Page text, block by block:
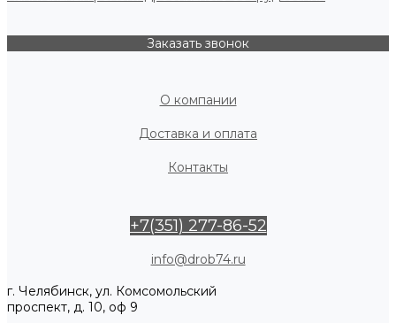
Заказать звонок
О компании
Доставка и оплата
Контакты
+7(351) 277-86-52
info@drob74.ru
г. Челябинск, ул. Комсомольский
проспект, д. 10, оф 9